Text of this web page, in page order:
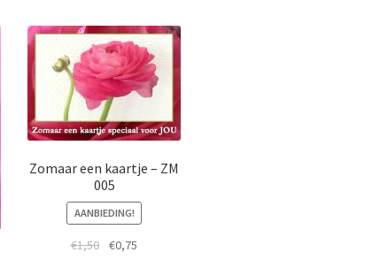
Zomaar een kaartje – ZM
005
AANBIEDING!
€1,50 €0,75